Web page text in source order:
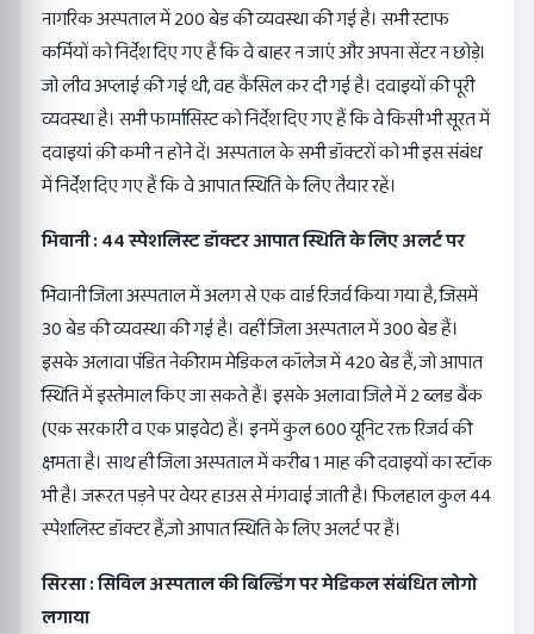
नागरिक अस्पताल में 200 बेड की व्यवस्था की गई है। सभी स्टाफ
कर्मियों को निर्देश दिए गए हैं कि वे बाहर न जाएं और अपना सेंटर न छोड़े।
जो लीव अप्लाई की गई थी, वह कैंसिल कर दी गई है। दवाइयों की पूरी
व्यवस्था है। सभी फार्मासिस्ट को निर्देश दिए गए हैं कि वे किसी भी सूरत में
दवाइयां की कमी न होने दें। अस्पताल के सभी डॉक्टरों को भी इस संबंध
में निर्देश दिए गए हैं कि वे आपात स्थिति के लिए तैयार रहें।
भिवानी : 44 स्पेशलिस्ट डॉक्टर आपात स्थिति के लिए अलर्ट पर
भिवानी जिला अस्पताल में अलग से एक वार्ड रिजर्व किया गया है, जिसमें
30 बेड की व्यवस्था की गई है। वहीं जिला अस्पताल में 300 बेड हैं।
इसके अलावा पंडित नेकीराम मेडिकल कॉलेज में 420 बेड हैं, जो आपात
स्थिति में इस्तेमाल किए जा सकते हैं। इसके अलावा जिले में 2 ब्लड बैंक
(एक सरकारी व एक प्राइवेट) हैं। इनमें कुल 600 यूनिट रक्त रिजर्व की
क्षमता है। साथ ही जिला अस्पताल में करीब 1 माह की दवाइयों का स्टॉक
भी है। जरूरत पड़ने पर वेयर हाउस से मंगवाई जाती है। फिलहाल कुल 44
स्पेशलिस्ट डॉक्टर हैं,जो आपात स्थिति के लिए अलर्ट पर हैं।
सिरसा : सिविल अस्पताल की बिल्डिंग पर मेडिकल संबंधित लोगो
लगाया